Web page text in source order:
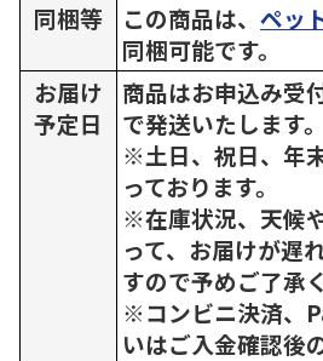
同梱等
この商品は、 ペッ
同梱可能です。
お届け
予定日
商品はお申込み受
で発送いたします。
※土日、祝日、年
っております。
※在庫状況、天候
って、お届けが遅
すので予めご了承
※コンビニ決済、
いはご入金確認後